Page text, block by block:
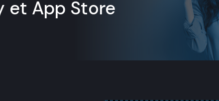
et App Store